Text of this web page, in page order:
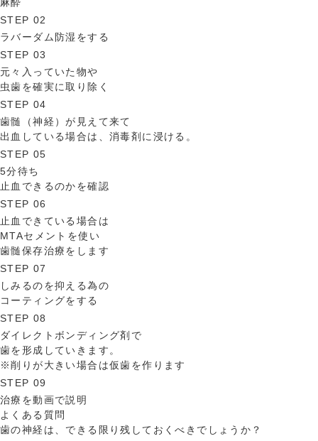
STEP 02
ラバーダム防湿をする
STEP 03
元々入っていた物や
虫歯を確実に取り除く
STEP 04
歯髄（神経）が見えて来て
出血している場合は、消毒剤に浸ける。
STEP 05
5分待ち
止血できるのかを確認
STEP 06
止血できている場合は
MTAセメントを使い
歯髄保存治療をします
STEP 07
しみるのを抑える為の
コーティングをする
STEP 08
ダイレクトボンディング剤で
歯を形成していきます。
※削りが大きい場合は仮歯を作ります
STEP 09
治療を動画で説明
よくある質問
歯の神経は、できる限り残しておくべきでしょうか？